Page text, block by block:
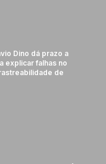
Dino dá prazo a
explicar falhas no
de